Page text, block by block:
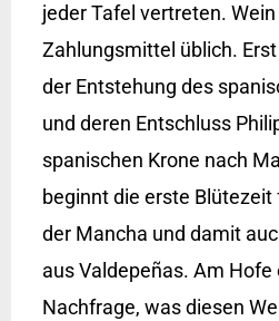
jeder Tafel vertreten.
Zahlungsmittel üblich.
der Entstehung des
und deren Entschluss
spanischen Krone nach
beginnt die erste Blütezeit
der Mancha und damit
aus Valdepeñas. Am
Nachfrage, was diesen